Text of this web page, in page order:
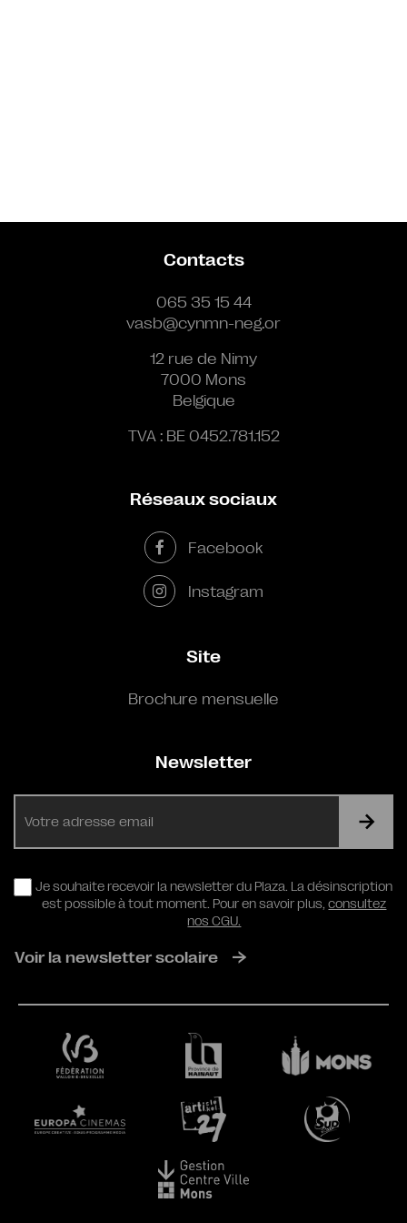
Contacts
065 35 15 44
vasb@cynmn-neg.or
12 rue de Nimy
7000 Mons
Belgique
TVA : BE 0452.781.152
Réseaux sociaux
Facebook
Instagram
Site
Brochure mensuelle
Newsletter
RGPD
Je souhaite recevoir la newsletter du Plaza. La désinscription
est possible à tout moment. Pour en savoir plus,consultez
nos CGU.
Voir la newsletter scolaire